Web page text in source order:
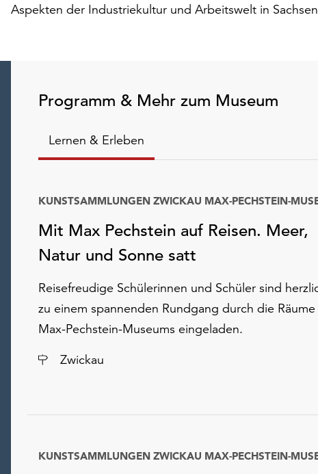
Aspekten der Industriekultur und Arbeitswelt in
Programm & Mehr zum Museum
Lernen & Erleben
Mit Max Pechstein auf Reisen. Meer,
Natur und Sonne satt
KUNSTSAMMLUNGEN ZWICKAU MAX-PECHSTEIN-
Reisefreudige Schülerinnen und Schüler sind
zu einem spannenden Rundgang durch die Räume
Max-Pechstein-Museums eingeladen.
Ort
Zwickau
KUNSTSAMMLUNGEN ZWICKAU MAX-PECHSTEIN-